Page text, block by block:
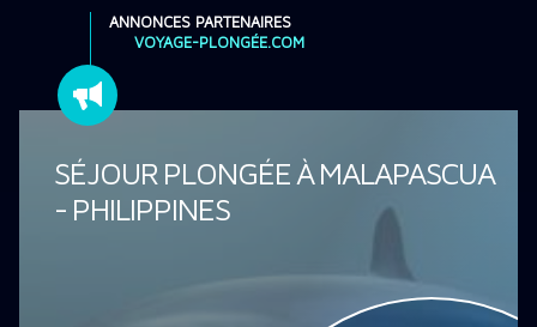
ANNONCES PARTENAIRES
VOYAGE-PLONGÉE.COM
SÉJOUR PLONGÉE À MALAPASCUA
- PHILIPPINES